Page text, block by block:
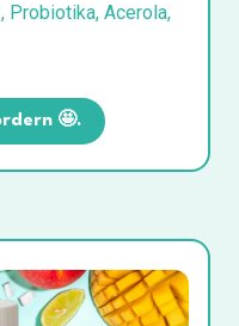
Probiotika, Acerola,
🤩.